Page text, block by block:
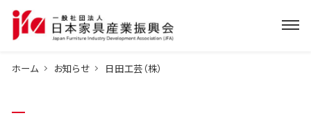
ホーム お知らせ 日田工芸（株）